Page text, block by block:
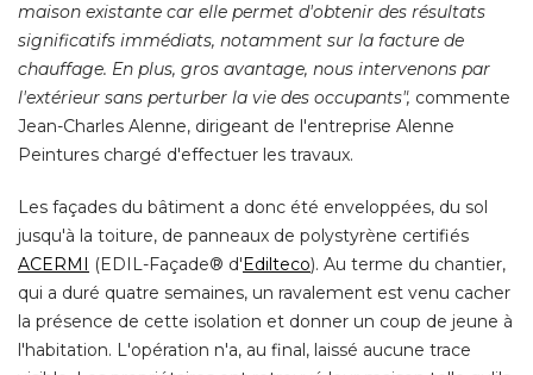
maison existante car elle permet d'obtenir des résultats
significatifs immédiats, notamment sur la facture de
chauffage. En plus, gros avantage, nous intervenons par
l'extérieur sans perturber la vie des occupants", commente
Jean-Charles Alenne, dirigeant de l'entreprise Alenne
Peintures chargé d'effectuer les travaux.
Les façades du bâtiment a donc été enveloppées, du sol
jusqu'à la toiture, de panneaux de polystyrène certifiés
ACERMI (EDIL-Façade® d'Edilteco). Au terme du chantier,
qui a duré quatre semaines, un ravalement est venu cacher
la présence de cette isolation et donner un coup de jeune à
l'habitation. L'opération n'a, au final, laissé aucune trace